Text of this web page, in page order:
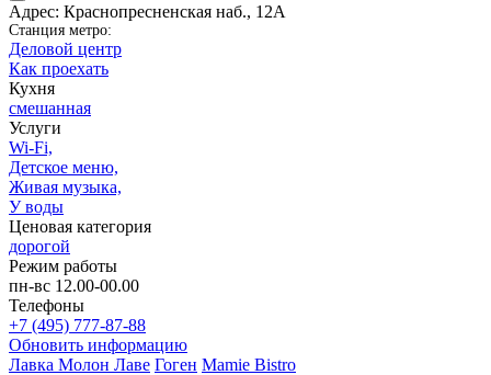
Адрес: Краснопресненская наб., 12А
Станция метро:
Деловой центр
Как проехать
Кухня
смешанная
Услуги
Wi-Fi,
Детское меню,
Живая музыка,
У воды
Ценовая категория
дорогой
Режим работы
пн-вс 12.00-00.00
Телефоны
+7 (495) 777-87-88
Обновить информацию
Лавка Молон Лаве Гоген Mamie Bistro